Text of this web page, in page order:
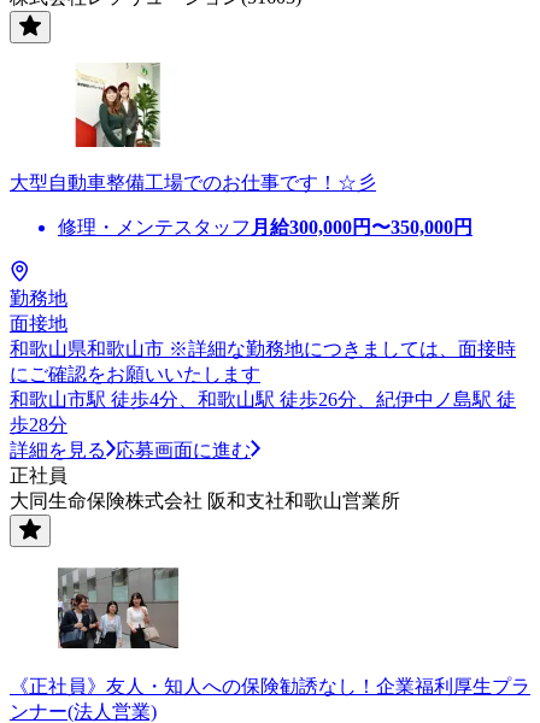
大型自動車整備工場でのお仕事です！☆彡
修理・メンテスタッフ 月給300,000円〜350,000円
勤務地
面接地
和歌山県和歌山市 ※詳細な勤務地につきましては、面接時
にご確認をお願いいたします
和歌山市駅 徒歩4分、和歌山駅 徒歩26分、紀伊中ノ島駅 徒
歩28分
詳細を見る
応募画面に進む
正社員
大同生命保険株式会社 阪和支社和歌山営業所
《正社員》友人・知人への保険勧誘なし！企業福利厚生プラ
ンナー(法人営業)